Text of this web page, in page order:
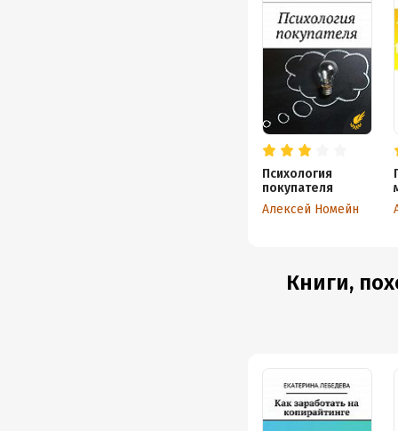
Психология
покупателя
Алексей Номейн
Книги,